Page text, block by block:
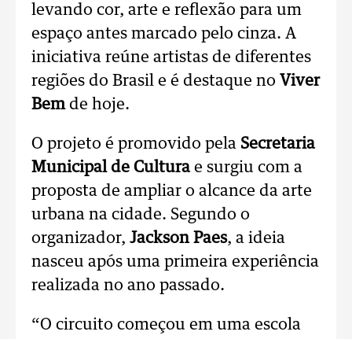
levando cor, arte e reflexão para um
espaço antes marcado pelo cinza. A
iniciativa reúne artistas de diferentes
regiões do Brasil e é destaque no Viver
Bemde hoje.
O projeto é promovido pela Secretaria
Municipal de Cultura e surgiu com a
proposta de ampliar o alcance da arte
urbana na cidade. Segundo o
organizador, Jackson Paes, a ideia
nasceu após uma primeira experiência
realizada no ano passado.
“O circuito começou em uma escola